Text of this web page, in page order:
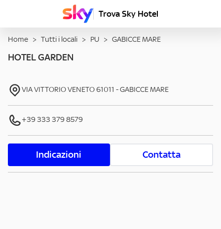
Trova Sky Hotel
Home > Tutti i locali > PU > GABICCE MARE
HOTEL GARDEN
VIA VITTORIO VENETO61011 -GABICCE MARE
+39 333 379 8579
Indicazioni Contatta